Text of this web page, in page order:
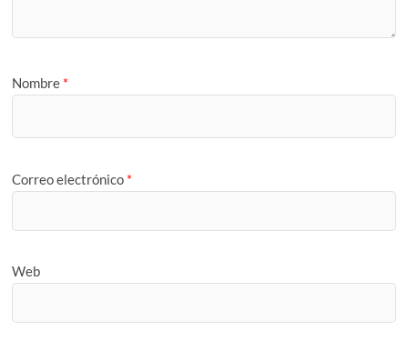
Nombre *
Correo electrónico *
Web